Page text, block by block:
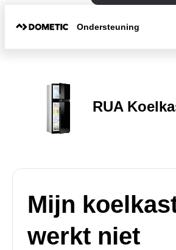
Ondersteuning
RUA
Mijn
werkt niet